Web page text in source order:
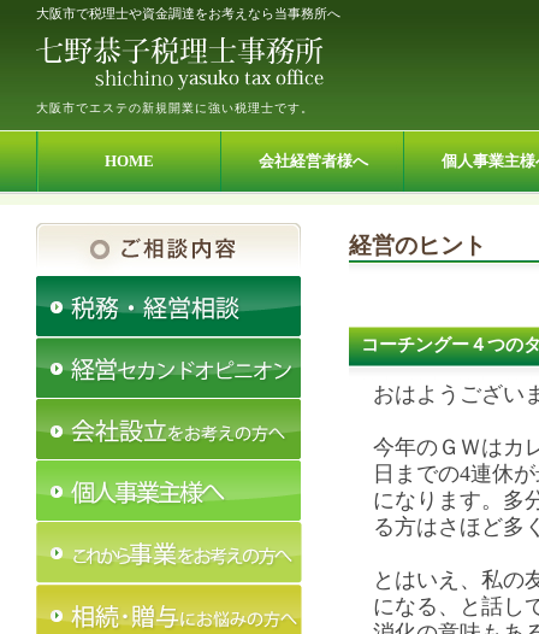
大阪市で税理士や資金調達をお考えなら当事務所へ
大阪市でエステの新規開業に強い税理士です。
HOME 会社経営者様へ 個人事業主様
経営のヒント
コーチングー４つの
おはようござい
今年のＧＷはカ
日までの4連休
になります。多
る方はさほど多
とはいえ、私の
になる、と話し